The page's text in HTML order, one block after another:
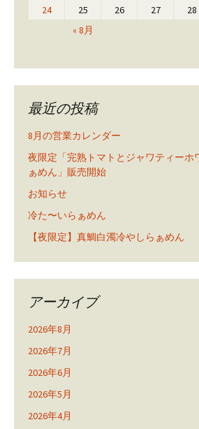
« 8月
24
25 26 27 28
最近の投稿
8月の営業カレンダー
夜限定「完熟トマトとジャワティーホ
ぁめん」販売開始
お知らせ
冷た〜いらぁめん
【夜限定】真鯛白濁冷やしらぁめん
アーカイブ
2026年8月
2026年7月
2026年6月
2026年5月
2026年4月